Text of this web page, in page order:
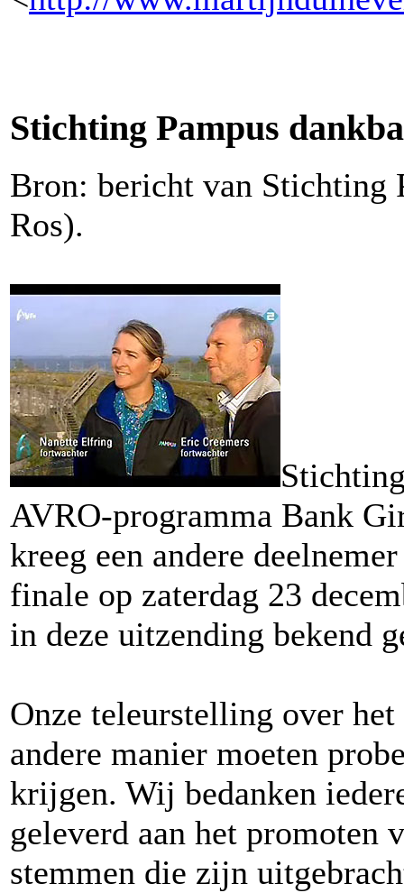
Stichting Pampus
Bron: bericht van Stichting
Ros).
AVRO-programma Bank
kreeg een andere
finale op zaterdag 23
in deze uitzending bekend
Onze teleurstelling over
andere manier moeten
krijgen. Wij bedanken
geleverd aan het promoten
stemmen die zijn